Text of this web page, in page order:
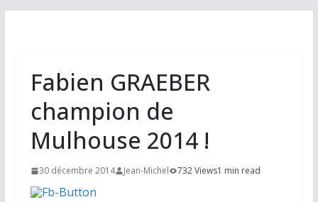
Fabien GRAEBER
champion de
Mulhouse 2014 !
30 décembre 2014 Jean-Michel 732 Views1 min read